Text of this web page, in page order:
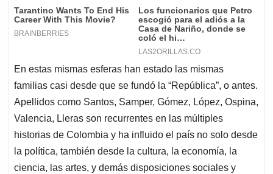
En estas mismas esferas han estado las mismas
familias casi desde que se fundó la “República”, o antes.
Apellidos como Santos, Samper, Gómez, López, Ospina,
Valencia, Lleras son recurrentes en las múltiples
historias de Colombia y ha influido el país no solo desde
la política, también desde la cultura, la economía, la
ciencia, las artes, y demás disposiciones sociales y